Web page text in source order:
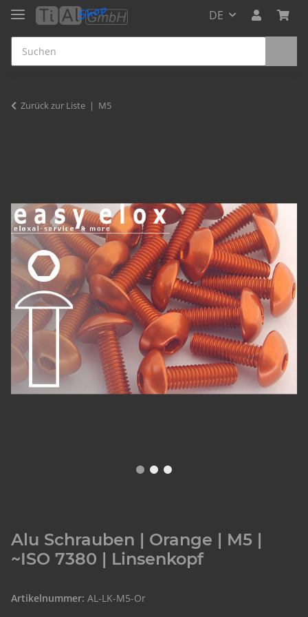
DE
Zurück zur Liste M5
Alu Schrauben | Orange | M5 |
~ISO 7380 | Linsenkopf
Artikelnummer: AL-LK-M5-Or